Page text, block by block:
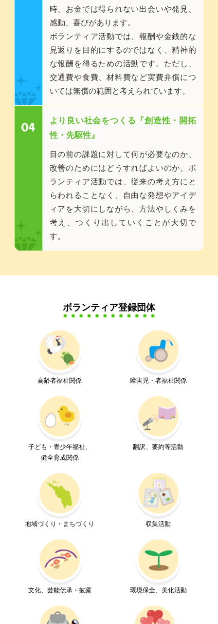
時、お金では得られない出会いや発見、
感動、喜びがあります。
ボランティア活動では、報酬や金銭的な
見返りを目的にするのではなく、精神的
な報酬を得るための活動です。ただし、
交通費や食費、材料費など実費弁償につ
いては無償の範囲と考えられています。
より良い社会をつくる『創造性・開拓
性・先駆性』
目の前の課題に対して何が必要なのか、
改善のためにはどうすればよいのか。ボ
ランティア活動では、従来の考え方にと
らわれることなく、自由な発想やアイデ
ィアを大切にしながら、方法やしくみを
考え、つくり出していくことが大切で
す。
ボランティア登録団体
高齢者福祉関係 障害児・者福祉関係
子ども・青少年福祉、
健全育成関係
翻訳、要約等活動
地域づくり・まちづくり 収集活動
文化、芸能伝承・披露 環境保全、美化活動